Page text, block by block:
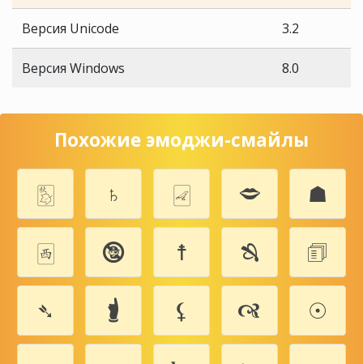
Версия Unicode 3.2
Версия Windows 8.0
Похожие эмоджи-смайлы
🀨 ♄ 🀐 🗢
☗
🀂
🕲 ☨ 🙓
🗊
➴
🖠 ⚸ 🙧
☉